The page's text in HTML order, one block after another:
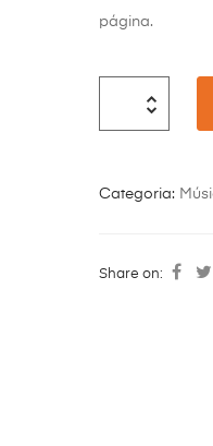
página.
Categoria:
Share on: